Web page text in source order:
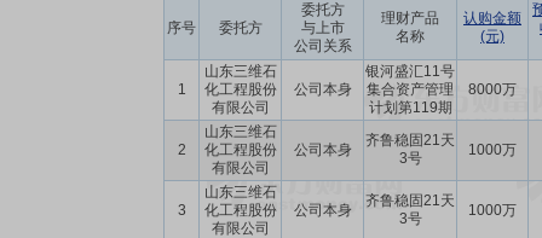
序号 委托方
委托方
与上市
公司关系
理财产品
名称
认购金额
(元)
1
山东三维石
化工程股份
有限公司
公司本身
银河盛汇11号
集合资产管理
计划第119期
8000万
2
山东三维石
化工程股份
有限公司
公司本身
齐鲁稳固21天
3号
1000万
3
山东三维石
化工程股份
有限公司
公司本身
齐鲁稳固21天
3号
1000万